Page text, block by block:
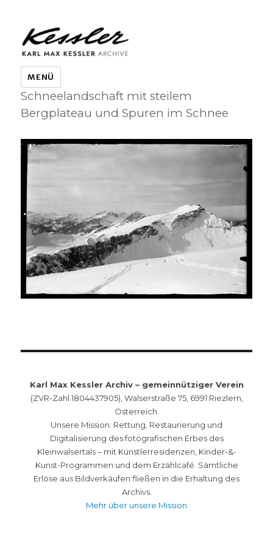
KARL MAX KESSLER ARCHIVE
MENÜ
Schneelandschaft mit steilem
Bergplateau und Spuren im Schnee
Karl Max Kessler Archiv – gemeinnütziger Verein
(ZVR-Zahl 1804437905), Walserstraße 75, 6991 Riezlern,
Österreich.
Unsere Mission: Rettung, Restaurierung und
Digitalisierung des fotografischen Erbes des
Kleinwalsertals – mit Künstlerresidenzen, Kinder-&-
Kunst-Programmen und dem Erzählcafé. Sämtliche
Erlöse aus Bildverkäufen fließen in die Erhaltung des
Archivs.
Mehr über unsere Mission